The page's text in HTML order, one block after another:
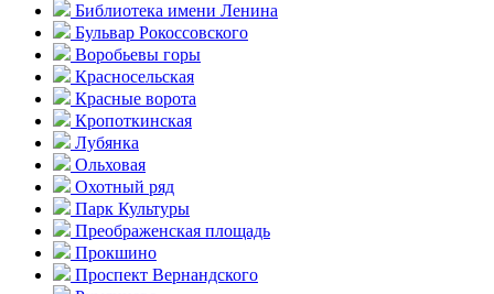
Библиотека имени Ленина
Бульвар Рокоссовского
Воробьевы горы
Красно­сельская
Красные ворота
Кропоткинс­кая
Лубянка
Ольховая
Охотный ряд
Парк Культуры
Преобра­женская площадь
Прокшино
Проспект Вернандского